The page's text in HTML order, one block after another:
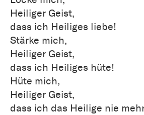
Heiliger Geist,
dass ich Heiliges liebe!
Stärke mich,
Heiliger Geist,
dass ich Heiliges hüte!
Hüte mich,
Heiliger Geist,
dass ich das Heilige nie